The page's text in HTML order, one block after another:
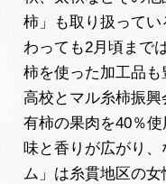
柿」も取り扱って
わっても2月頃まで
柿を使った加工品
高校とマル糸柿振
有柿の果肉を40％
味と香りが広がり
ム」は糸貫地区の